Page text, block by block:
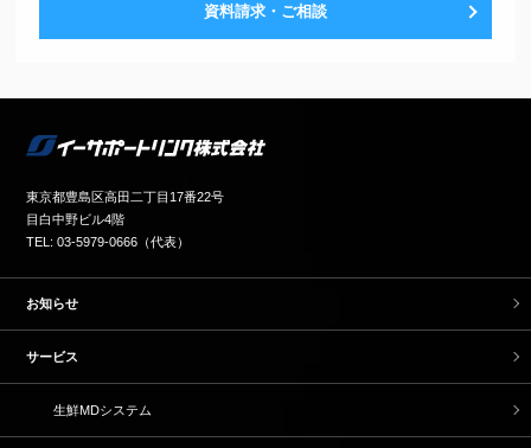
資料請求・ご相談
東京都豊島区高田二丁目17番22号
目白中野ビル4階
TEL: 03-5979-0666（代表）
お知らせ
サービス
生鮮MDシステム